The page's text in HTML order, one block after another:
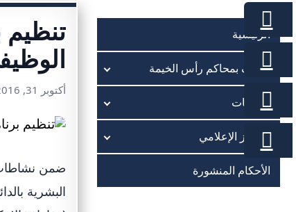
الرئيسية
تعريف بمحاكم رأس الخيمة
الخدمات
المركز الإعلامي
الأحكام المنشورة
تنظيم
أكتوبر 31, 2016
ضمن نشاطات
البشرية